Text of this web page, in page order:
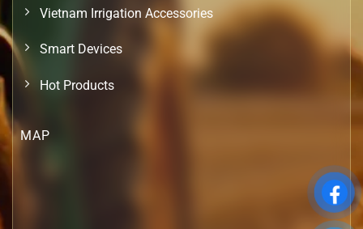
Vietnam Irrigation Accessories
Smart Devices
Hot Products
MAP